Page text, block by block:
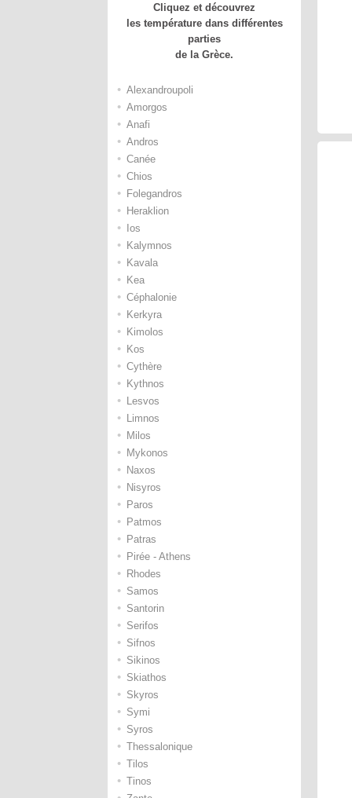
Cliquez et découvrez
les température dans différentes
parties
de la Grèce.
• Alexandroupoli
• Amorgos
• Anafi
• Andros
• Canée
• Chios
• Folegandros
• Heraklion
• Ios
• Kalymnos
• Kavala
• Kea
• Céphalonie
• Kerkyra
• Kimolos
• Kos
• Cythère
• Kythnos
• Lesvos
• Limnos
• Milos
• Mykonos
• Naxos
• Nisyros
• Paros
• Patmos
• Patras
• Pirée - Athens
• Rhodes
• Samos
• Santorin
• Serifos
• Sifnos
• Sikinos
• Skiathos
• Skyros
• Symi
• Syros
• Thessalonique
• Tilos
• Tinos